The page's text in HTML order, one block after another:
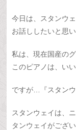
今日は、スタンウ
お話ししたいと思い
私は、現在国産の
このピアノは、い
ですが…『スタンウ
スタンウェイは、
タンウェイがござい